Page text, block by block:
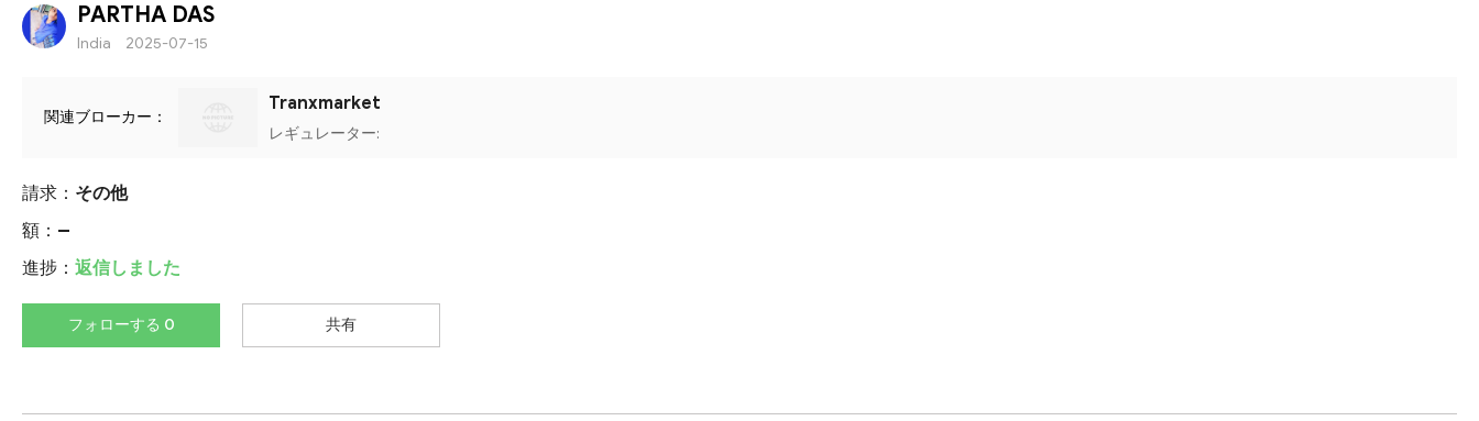
PARTHA DAS
India 2025-07-15
関連ブローカー：
Tranxmarket
レギュレーター:
請求： その他
額： --
進捗： 返信しました
フォローする 0 共有